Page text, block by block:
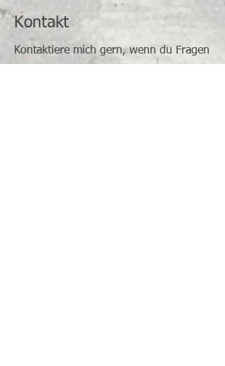
Kontakt
Kontaktiere mich gern, wenn du Fragen